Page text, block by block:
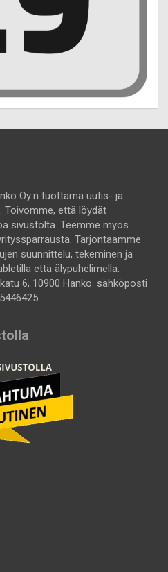
Oy:n tuottama uutis- ja
Toivomme, että löydät
sivustolta. Teemme myös
Tarjontaamme
suunnittelu, tekeminen ja
että älypuhelimella.
6, 10900 Hanko. sähköposti